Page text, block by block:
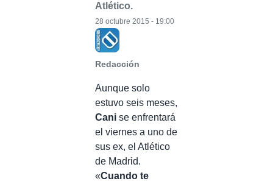
Atlético.
Redacción
28 octubre 2015 - 19:00
Aunque solo
estuvo seis meses,
Cani se enfrentará
el viernes a uno de
sus ex, el Atlético
de Madrid.
«Cuando te